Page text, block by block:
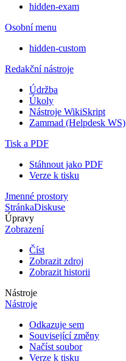
hidden-exam
Osobní menu
hidden-custom
Redakční nástroje
Údržba
Úkoly
Nástroje WikiSkript
Zammad (Helpdesk WS)
Tisk a PDF
Stáhnout jako PDF
Verze k tisku
Jmenné prostory
StránkaDiskuse
Úpravy
Zobrazení
Číst
Zobrazit zdroj
Zobrazit historii
Nástroje
Nástroje
Odkazuje sem
Související změny
Načíst soubor
Verze k tisku